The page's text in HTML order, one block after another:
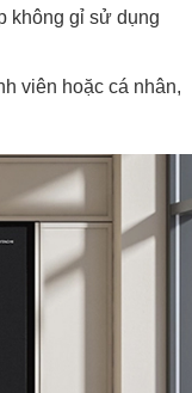
không gỉ sử dụng
viên hoặc cá nhân,